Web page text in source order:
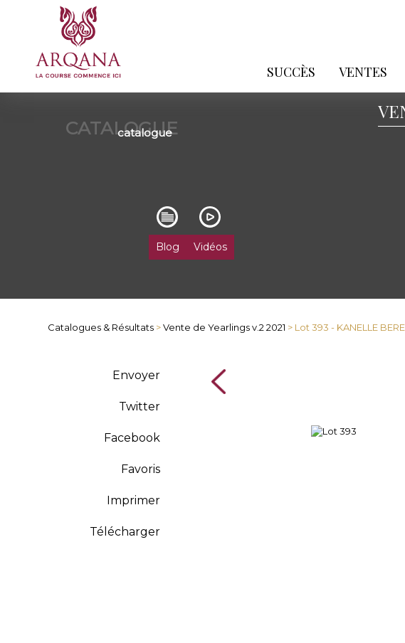
SUCCÈS VENTES
CATALOGUE
catalogue
Blog Vidéos
Catalogues & Résultats >Vente de Yearlings v.2 2021 > Lot 393 - KANELLE BERE
Envoyer
Twitter
Facebook
Favoris
Imprimer
Télécharger